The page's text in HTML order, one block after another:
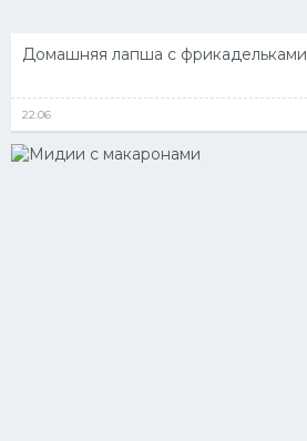
Домашняя лапша с фрикадельками
22.06